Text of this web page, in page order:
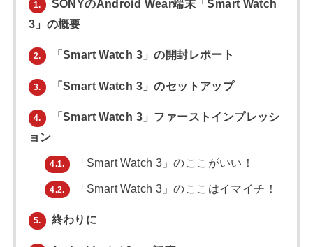
1.
SONYのAndroid Wear端末「Smart Watch
3」の概要
2. 「Smart Watch 3」の開封レポート
3. 「Smart Watch 3」のセットアップ
4.
「Smart Watch 3」ファーストインプレッシ
ョン
4.1. 「Smart Watch 3」のここがいい！
4.2. 「Smart Watch 3」のここはイマイチ！
5. 終わりに